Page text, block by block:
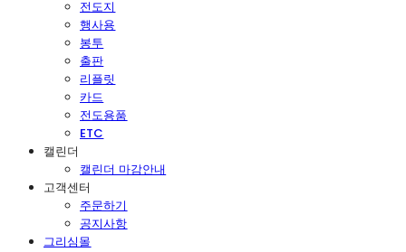
전도지
행사용
봉투
출판
리플릿
카드
전도용품
ETC
캘린더
캘린더 마감안내
고객센터
주문하기
공지사항
그리심몰